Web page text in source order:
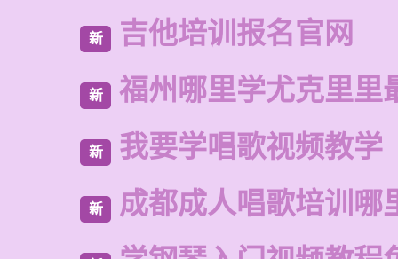
新 吉他培训报名官网
新 福州哪里学尤克里里
新 我要学唱歌视频教学
新 成都成人唱歌培训哪